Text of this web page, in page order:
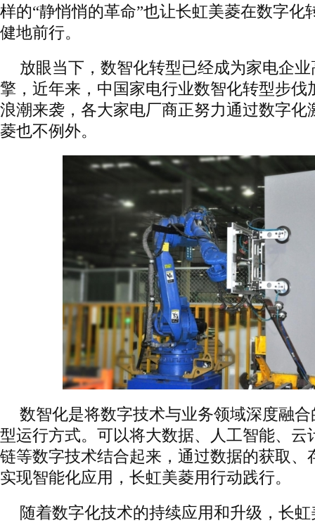
样的“静悄悄的革命”也让长虹美菱在数字化
健地前行。
放眼当下，数智化转型已经成为家电企
擎，近年来，中国家电行业数智化转型步伐
浪潮来袭，各大家电厂商正努力通过数字化
菱也不例外。
数智化是将数字技术与业务领域深度融
型运行方式。可以将大数据、人工智能、云
链等数字技术结合起来，通过数据的获取、
实现智能化应用，长虹美菱用行动践行。
随着数字化技术的持续应用和升级，长